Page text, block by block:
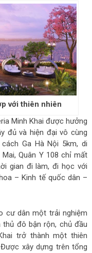
với thiên nhiên
Minh Khai được hưởng
đủ và hiện đại vô cùng
Ga Hà Nội 5km, di
Quân Y 108 chỉ mất
gian đi làm, đi học với
– Kinh tế quốc dân –
cư dân một trải nghiệm
thủ đô bận rộn, chủ đầu
trở thành một thiên
xây dựng trên tổng